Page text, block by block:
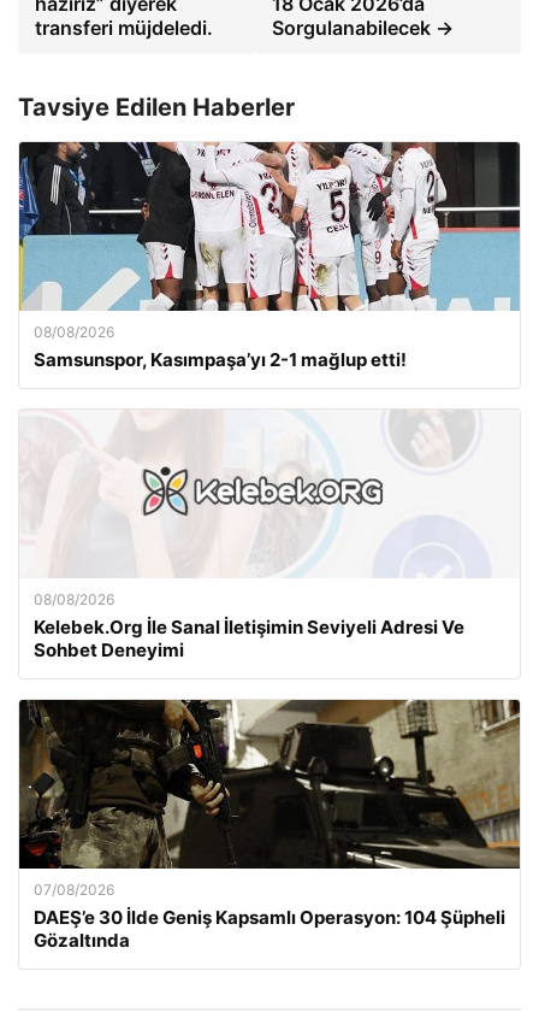
transferi müjdeledi.
Sorgulanabilecek →
Tavsiye Edilen Haberler
08/08/2026
Samsunspor, Kasımpaşa’yı 2-1 mağlup etti!
08/08/2026
Kelebek.Org İle Sanal İletişimin Seviyeli Adresi Ve
Sohbet Deneyimi
07/08/2026
DAEŞ’e 30 İlde Geniş Kapsamlı Operasyon: 104 Şüpheli
Gözaltında